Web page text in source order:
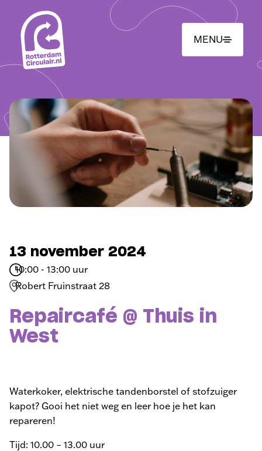
hoofdinhoud
MENU
13 november 2024
10:00 - 13:00 uur
Robert Fruinstraat 28
Repaircafé @ Thuis in
West
Waterkoker, elektrische tandenborstel of stofzuiger
kapot? Gooi het niet weg en leer hoe je het kan
repareren!
Tijd: 10.00 – 13.00 uur